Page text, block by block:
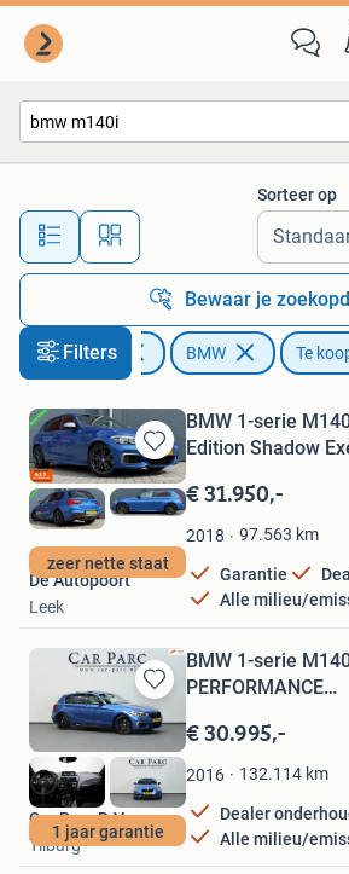
Alle afstanden…
Sorteer op
Bewaar je
Filters
Auto's BMW Te
Bewaren
in
Mijn
Favorieten
zeer nette staat
BMW 1-serie
Edition Shadow
€ 31.950,-
2018 97.563 km
Garantie
Alle milieu/
De Autopoort
Leek
Bewaren
in
Favorieten
1 jaar garantie
BMW 1-serie
PERFORMANCE
€ 30.995,-
2016 132.114 km
Dealer
Alle milieu/
Car Parc B.V.
Tilburg